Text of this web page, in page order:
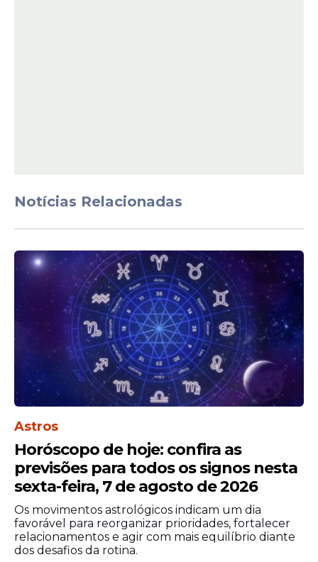
Números da Defesa Civil no Grande Recife
Recife: 0800.081.3400 (ligação gratuita,
24 horas)
Abreu e Lima: (81) 97347-2443
Araçoiaba: (81) 3543-8983
Cabo de Santo Agostinho:
0800.281.8531
Camaragibe: (81) 2129-9564 / (81)
99945-3015 / 153
Igarassu: (81) 99460-9073
Ilha de Itamaracá: (81) 3181-2490 / 199
Notícias Relacionadas
Astros
Horóscopo de hoje: confira as
previsões para todos os signos nesta
sexta-feira, 7 de agosto de 2026
Os movimentos astrológicos indicam um dia
favorável para reorganizar prioridades, fortalecer
relacionamentos e agir com mais equilíbrio diante
dos desafios da rotina.